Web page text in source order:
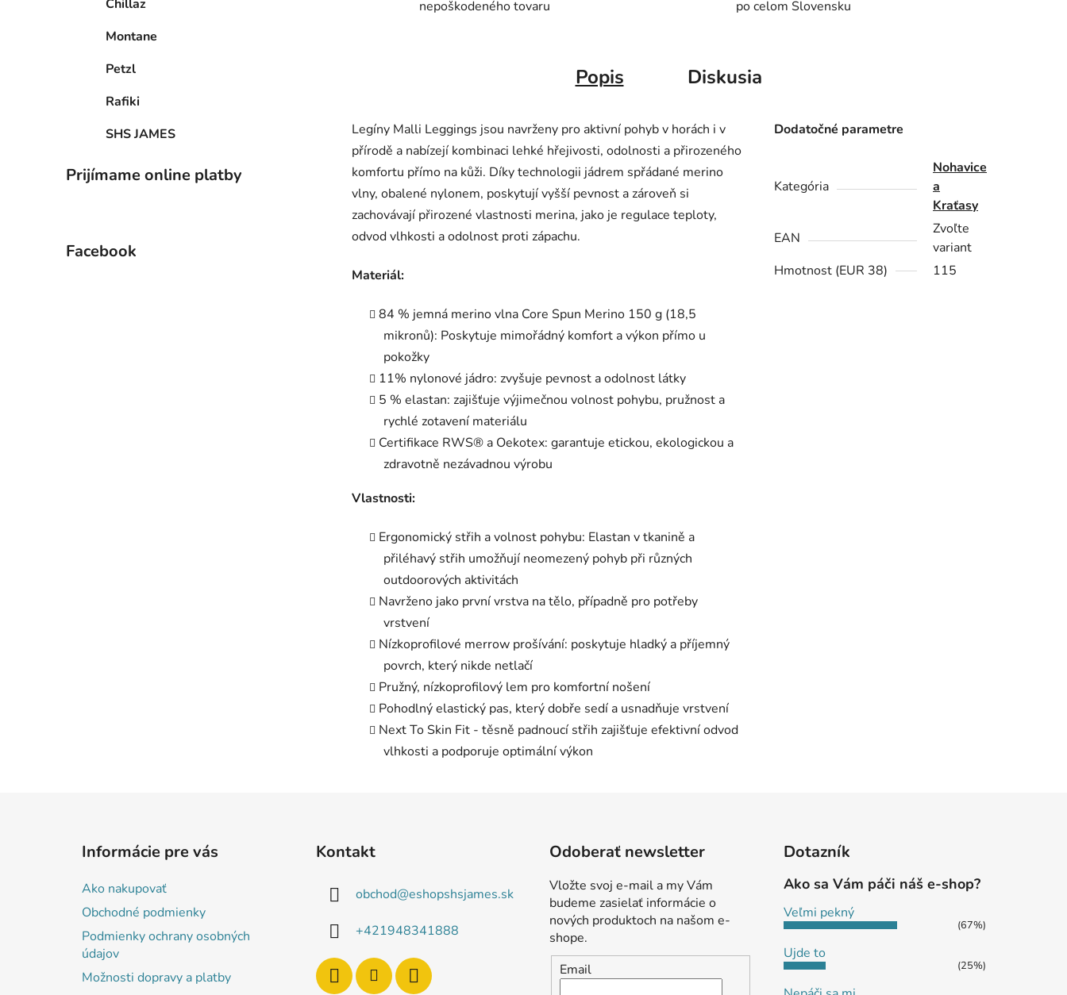
Chillaz
Montane
Petzl
Rafiki
SHS JAMES
Prijímame online platby
Facebook
nepoškodeného tovaru po celom Slovensku
Popis Diskusia
Legíny Malli Leggings jsou navrženy pro aktivní pohyb v horách i v
přírodě a nabízejí kombinaci lehké hřejivosti, odolnosti a přirozeného
komfortu přímo na kůži. Díky technologii jádrem spřádané merino
vlny, obalené nylonem, poskytují vyšší pevnost a zároveň si
zachovávají přirozené vlastnosti merina, jako je regulace teploty,
odvod vlhkosti a odolnost proti zápachu.
Materiál:
84 % jemná merino vlna Core Spun Merino 150 g (18,5
mikronů): Poskytuje mimořádný komfort a výkon přímo u
pokožky
11% nylonové jádro: zvyšuje pevnost a odolnost látky
5 % elastan: zajišťuje výjimečnou volnost pohybu, pružnost a
rychlé zotavení materiálu
Certifikace RWS® a Oekotex: garantuje etickou, ekologickou a
zdravotně nezávadnou výrobu
Vlastnosti:
Ergonomický střih a volnost pohybu: Elastan v tkanině a
přiléhavý střih umožňují neomezený pohyb při různých
outdoorových aktivitách
Navrženo jako první vrstva na tělo, případně pro potřeby
vrstvení
Nízkoprofilové merrow prošívání: poskytuje hladký a příjemný
povrch, který nikde netlačí
Pružný, nízkoprofilový lem pro komfortní nošení
Pohodlný elastický pas, který dobře sedí a usnadňuje vrstvení
Next To Skin Fit - těsně padnoucí střih zajišťuje efektivní odvod
vlhkosti a podporuje optimální výkon
Dodatočné parametre
Kategória
Nohavice
a
Kraťasy
EAN
Zvoľte
variant
Hmotnost (EUR 38)
115
Informácie pre vás
Ako nakupovať
Obchodné podmienky
Podmienky ochrany osobných
údajov
Možnosti dopravy a platby
Kontakt
obchod@eshopshsjames.sk
+421948341888
Odoberať newsletter
Vložte svoj e-mail a my Vám
budeme zasielať informácie o
nových produktoch na našom e-
shope.
Email
Dotazník
Ako sa Vám páči náš e-shop?
Veľmi pekný
(67%)
Ujde to
(25%)